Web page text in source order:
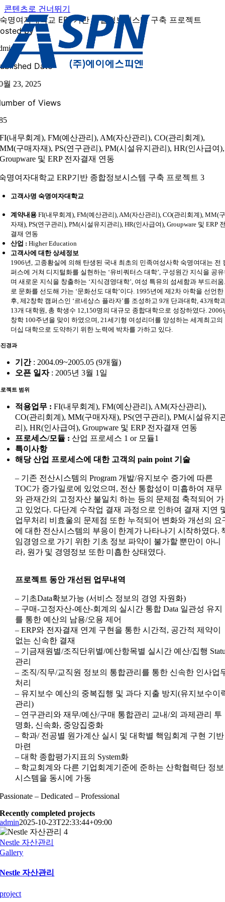
콘텐츠로 건너뛰기
숙명여자대학교 ERP기반 종합정보시스템 구축 프로젝트
by
Date
월 23, 2025
of Views
FI(내무회계), FM(예산관리), AM(자산관리), CO(관리회계),
MM(구매자재), PS(연구관리), PM(시설유지관리), HR(인사급여),
Groupware 및 ERP 전자결재 연동
고객사명 숙명여자대학교
계약내용 FI(내무회계), FM(예산관리), AM(자산관리), CO(관리회계), MM(
자재), PS(연구관리), PM(시설유지관리), HR(인사급여), Groupware 및 ERP
결재 연동
산업 : Higher Education
고객사에 대한 상세정보
1906년, 고종황실에 의해 탄생된 국내 최초의 민족여성사학 숙명여대는 전
퍼스에 거쳐 디지털화를 실현하는 ‘유비쿼터스 대학’, 구성원간 지식을 공
며 새로운 지식을 창출하는 ‘지식경영대학’, 여성 특유의 섬세함과 부드러
로 문화를 선도해 가는 ‘문화선도 대학’이다. 1995년에 제2차 아학을 선언한
후, 제2창학 캠퍼스인 ‘르네상스 플라자’를 조성하고 9개 단과대학, 43개학
13개 대학원, 총 학생수 12,150명의 대규모 종합대학으로 성장하였다. 2006
창학 100주년을 맞이 하였으며, 21세기형 여성리더를 양성하는 세계최고의
더십 대학으로 도약하기 위한 노력에 박차를 가하고 있다.
경과
기간: 2004.09~2005.05 (9개월)
오픈 일자: 2005년 3월 1일
젝트 범위
적용업무 :FI(내무회계), FM(예산관리), AM(자산관리),
CO(관리회계), MM(구매자재), PS(연구관리), PM(시설유지
리), HR(인사급여), Groupware 및 ERP 전자결재 연동
프로세스/모듈 :산업 프로세스 1 or 모듈1
특이사항
해당 산업 프로세스에 대한 고객의 pain point 기술
– 기존 전산시스템의 Program 개발/유지보수 증가에 따른
TOC가 증가일로에 있었으며, 전산 통합성이 미흡하여 재무
와 관재간의 고정자산 불일치 하는 등의 문제점 축적되어 가
고 있었다. 다단계 수작업 결재 과정으로 인하여 결재 지연
업무처리 비효울의 문제점 또한 누적되어 변화와개선의 요
에 대한 전산시스템의 부응이 한계가 나타나기 시작하였다.
임경영으로 가기 위한 기초 정보 파악이 불가할 뿐만이 아니
라, 원가 및 경영정보 또한 미흡한 상태였다.
프로젝트 동안 개선된 업무내역
– 기초Data확보가능 (서비스 정보의 경영 자원화)
– 구매-고정자산-예산-회계의 실시간 통합 Data 일관성 유지
를 통한 예산의 남용/오용 제어
– ERP와 전자결재 연계 구현을 통한 시간적, 공간적 제약이
없는 신속한 결재
– 기금재원별/조직단위별/예산항목별 실시간 예산/집행
관리
– 조직/직무/교직원 정보의 통합관리를 통한 신속한 인사업
처리
– 유지보수 예산의 중복집행 및 과다 지출 방지(유지보수이
관리)
– 연구관리와 재무/예산/구매 통합관리 교내/외 과제관리 투
명화, 신속화, 중앙집중화
– 학과/ 전공별 원가계산 실시 및 대학별 핵임회계 구현 기반
마련
– 대학 종합평가지표의 System화
– 학교회계와 다른 기업회계기준에 준하는 산학협력단 정보
시스템을 동시에 가동
Passionate – Dedicated – Professional
Recently completed projects
admin2025-10-23T22:33:44+09:00
Nestle 자산관리
Gallery
Nestle 자산관리
project